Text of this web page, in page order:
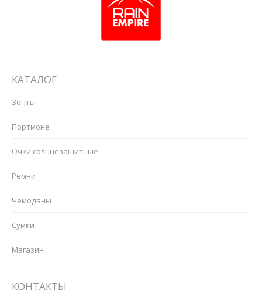
КАТАЛОГ
Зонты
Портмоне
Очки солнцезащитные
Ремни
Чемоданы
Сумки
Магазин
КОНТАКТЫ